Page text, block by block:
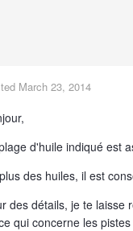
March 23, 2014
d'huile indiqué est
des huiles, il est
des détails, je te laisse
qui concerne les